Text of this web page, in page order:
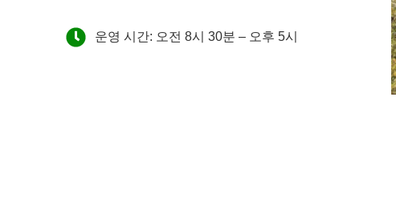
운영 시간: 오전 8시 30분 – 오후 5시